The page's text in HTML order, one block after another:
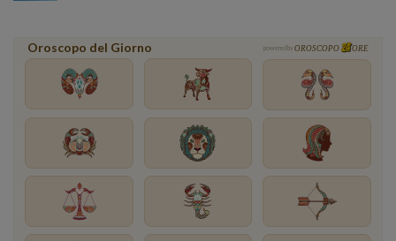
Oroscopo del Giorno powered by OROSCOPO ORE